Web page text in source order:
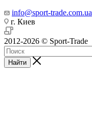
info@sport-trade.com.ua
г. Киев
2012-2026 © Sport-Trade
Найти